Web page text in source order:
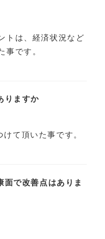
トは、経済状況など
事です。
りますか
て頂いた事です。
面で改善点はありま